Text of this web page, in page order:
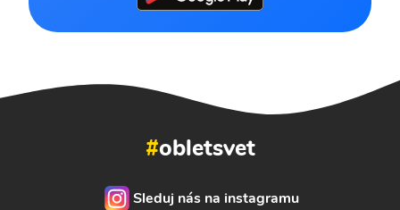
#obletsvet
Sleduj nás na instagramu